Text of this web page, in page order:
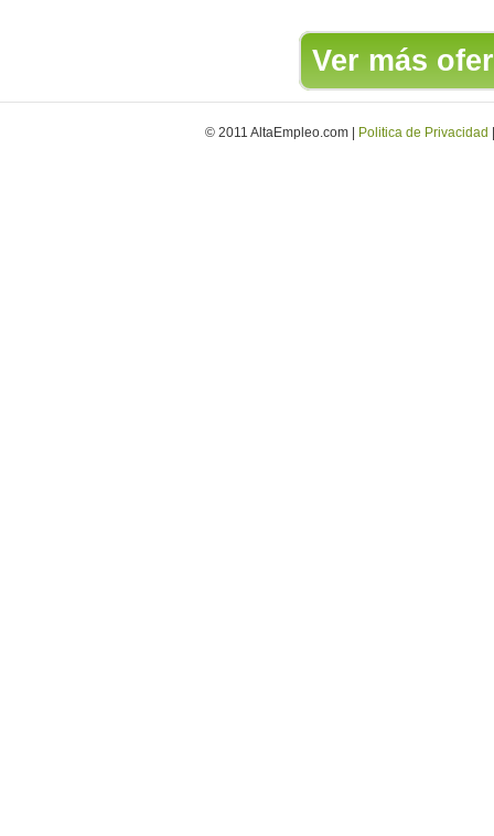
Ver más
© 2011 AltaEmpleo.com | Politica de Privacidad